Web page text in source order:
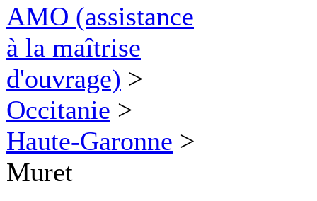
AMO (assistance
à la maîtrise
d'ouvrage) >
Occitanie >
Haute-Garonne >
Muret